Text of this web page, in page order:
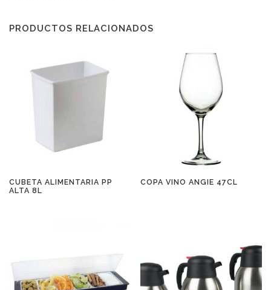
PRODUCTOS RELACIONADOS
CUBETA ALIMENTARIA PP
ALTA 8L
COPA VINO ANGIE 47CL